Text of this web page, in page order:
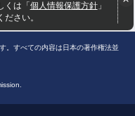
くは「個人情報保護方針」
ださい。
。すべての内容は日本の著作権法並